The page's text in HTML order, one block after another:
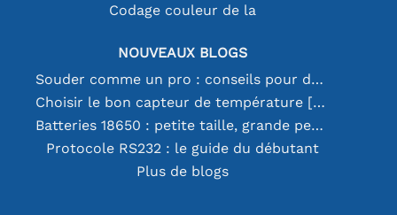
Codage couleur de la
NOUVEAUX BLOGS
Souder comme un pro : conseils pour des connexions électroniques parfaites
Choisir le bon capteur de température [youtube]
Batteries 18650 : petite taille, grande performance
Protocole RS232 : le guide du débutant
Plus de blogs